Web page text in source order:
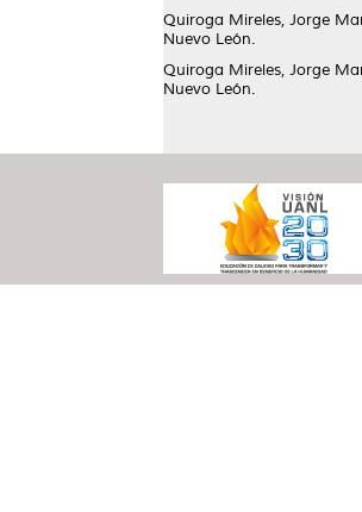
Quiroga Mireles, Jorge
Nuevo León.
Quiroga Mireles, Jorge
Nuevo León.